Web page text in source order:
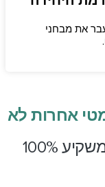
את מבחני
אחרות לא
אנחנו שותף בשירות מלא שמשקיע 100%